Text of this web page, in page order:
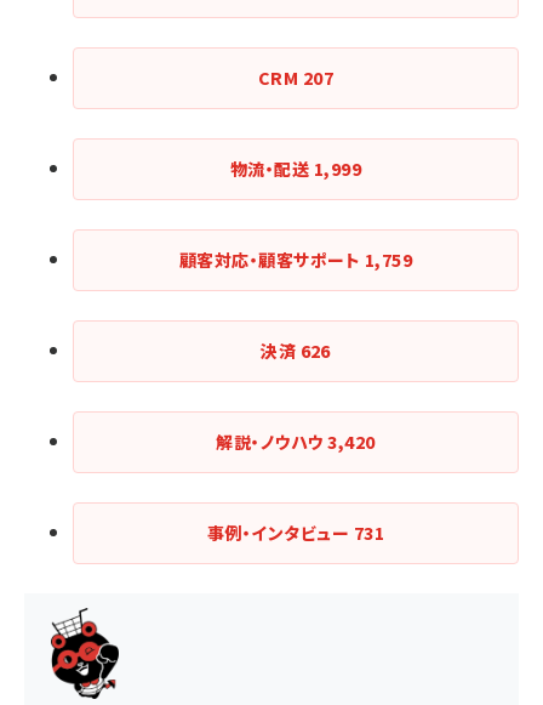
CRM 207
物流・配送 1,999
顧客対応・顧客サポート 1,759
決済 626
解説・ノウハウ3,420
事例・インタビュー 731